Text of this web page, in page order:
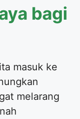
bagi
masuk ke
melarang